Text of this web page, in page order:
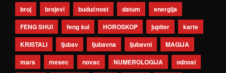
broj
brojevi budućnost datum
energija
FENG SHUI
feng šui HOROSKOP jupiter
karte
KRISTALI
ljubav ljubavna ljubavni
MAGIJA
mars
mesec novac NUMEROLOGIJA
odnosi